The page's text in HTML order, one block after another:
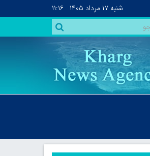
شنبه ۱۷ مرداد ۱۴۰۵ ۱۱:۱۶